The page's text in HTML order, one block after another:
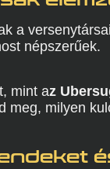
a
népszerűek.
mint az
meg, milyen